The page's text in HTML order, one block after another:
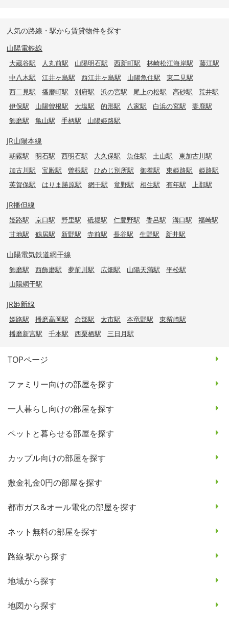
人気の路線・駅から賃貸物件を探す
山陽電鉄線
大蔵谷駅 人丸前駅 山陽明石駅 西新町駅 林崎松江海岸駅
藤江駅
中八木駅
江井ヶ島駅 西江井ヶ島駅 山陽魚住駅
東二見駅
西二見駅
播磨町駅 別府駅 浜の宮駅 尾上の松駅 高砂駅
荒井駅
伊保駅
山陽曽根駅 大塩駅 的形駅 八家駅 白浜の宮駅
妻鹿駅
飾磨駅
亀山駅 手柄駅 山陽姫路駅
JR山陽本線
朝霧駅 明石駅 西明石駅 大久保駅 魚住駅 土山駅
東加古川駅
加古川駅
宝殿駅 曽根駅 ひめじ別所駅 御着駅 東姫路駅
姫路駅
英賀保駅
はりま勝原駅 網干駅 竜野駅 相生駅 有年駅 上郡駅
JR播但線
姫路駅 京口駅 野里駅 砥堀駅 仁豊野駅 香呂駅 溝口駅
福崎駅
甘地駅
鶴居駅 新野駅 寺前駅 長谷駅 生野駅 新井駅
山陽電気鉄道網干線
飾磨駅 西飾磨駅 夢前川駅 広畑駅 山陽天満駅
平松駅
山陽網干駅
JR姫新線
姫路駅 播磨高岡駅 余部駅 太市駅 本竜野駅
東觜崎駅
播磨新宮駅
千本駅 西栗栖駅 三日月駅
TOPページ
ファミリー向けの部屋を探す
一人暮らし向けの部屋を探す
ペットと暮らせる部屋を探す
カップル向けの部屋を探す
敷金礼金0円の部屋を探す
都市ガス&オール電化の部屋を探す
ネット無料の部屋を探す
路線·駅から探す
地域から探す
地図から探す